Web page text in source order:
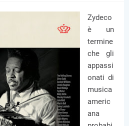
Zydeco
è un
termine
che gli
appassi
onati di
musica
americ
ana